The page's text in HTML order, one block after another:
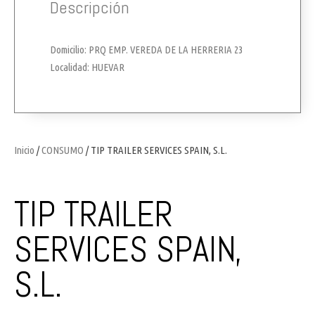
Inicio /CONSUMO / TIP TRAILER SERVICES SPAIN, S.L.
TIP TRAILER
SERVICES SPAIN,
S.L.
Descripción
Domicilio: PRQ EMP. VEREDA DE LA HERRERIA 23
Localidad: HUEVAR